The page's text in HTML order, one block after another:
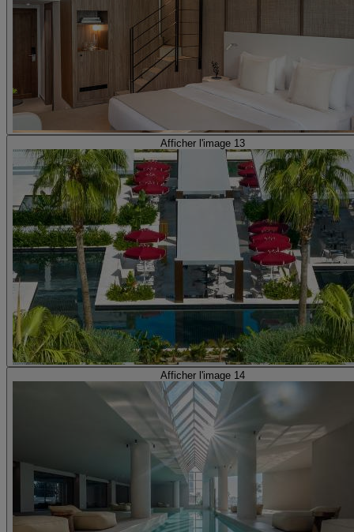
Afficher l'image 13
Afficher l'image 14